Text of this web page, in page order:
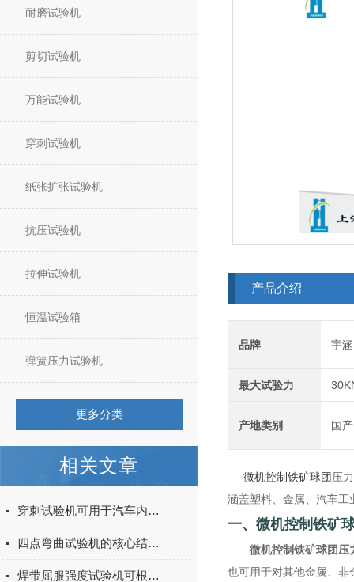
耐磨试验机
剪切试验机
万能试验机
穿刺试验机
纸张扩张试验机
抗压试验机
拉伸试验机
恒温试验箱
弹簧压力试验机
更多分类
相关文章
穿刺试验机可用于汽车内饰表皮、防撞缓冲材料得性能测试
四点弯曲试验机的核心结构与工作原理特点
焊带屈服强度试验机可根据不同标准和试验需求调整试验条件
产品介绍
品牌 宇涵
最大试验力
产地类别 国产
微机控制铁矿球团压
涵盖塑料、金属、汽车
一、微机控制铁矿
微机控制铁矿球团压
也可用于对其他金属、